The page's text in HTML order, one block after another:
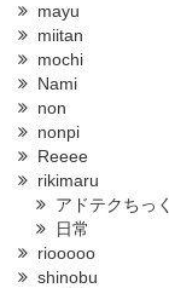
mayu
miitan
mochi
Nami
non
nonpi
Reeee
rikimaru
アドテクちっく
日常
riooooo
shinobu